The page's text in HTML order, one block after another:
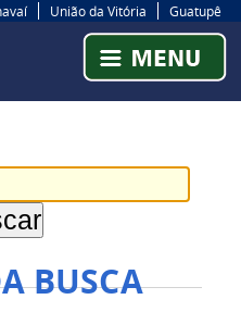
União da Vitória Guatupê
BUSCA